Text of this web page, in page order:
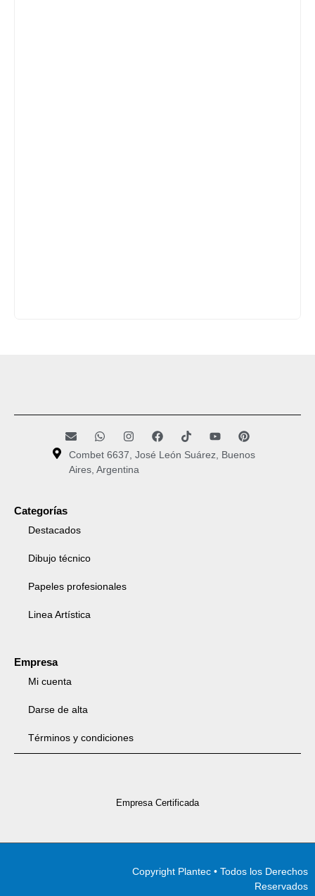
Combet 6637, José León Suárez, Buenos
Aires, Argentina
Categorías
Destacados
Dibujo técnico
Papeles profesionales
Linea Artística
Empresa
Mi cuenta
Darse de alta
Términos y condiciones
Empresa Certificada
Copyright Plantec • Todos los Derechos
Reservados